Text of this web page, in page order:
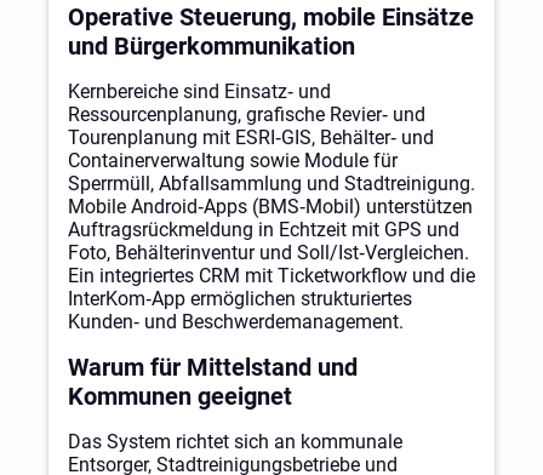
Operative Steuerung, mobile Einsätze
und Bürgerkommunikation
Kernbereiche sind Einsatz‑ und
Ressourcenplanung, grafische Revier‑ und
Tourenplanung mit ESRI‑GIS, Behälter‑ und
Containerverwaltung sowie Module für
Sperrmüll, Abfallsammlung und Stadtreinigung.
Mobile Android‑Apps (BMS‑Mobil) unterstützen
Auftragsrückmeldung in Echtzeit mit GPS und
Foto, Behälterinventur und Soll/Ist‑Vergleichen.
Ein integriertes CRM mit Ticketworkflow und die
InterKom‑App ermöglichen strukturiertes
Kunden‑ und Beschwerdemanagement.
Warum für Mittelstand und
Kommunen geeignet
Das System richtet sich an kommunale
Entsorger, Stadtreinigungsbetriebe und